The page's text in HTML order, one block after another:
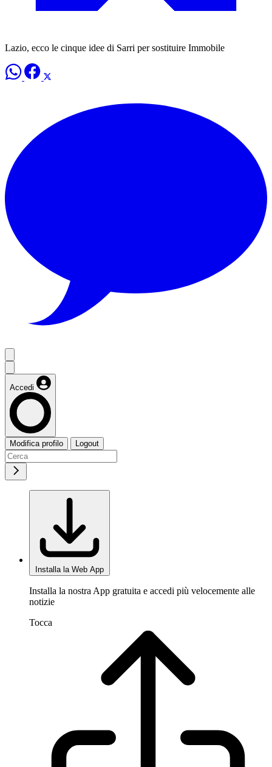
Lazio, ecco le cinque idee di Sarri per sostituire Immobile
Accedi
Modifica profilo Logout
Installa la Web App
Installa la nostra App gratuita e accedi più velocemente alle
notizie
Tocca